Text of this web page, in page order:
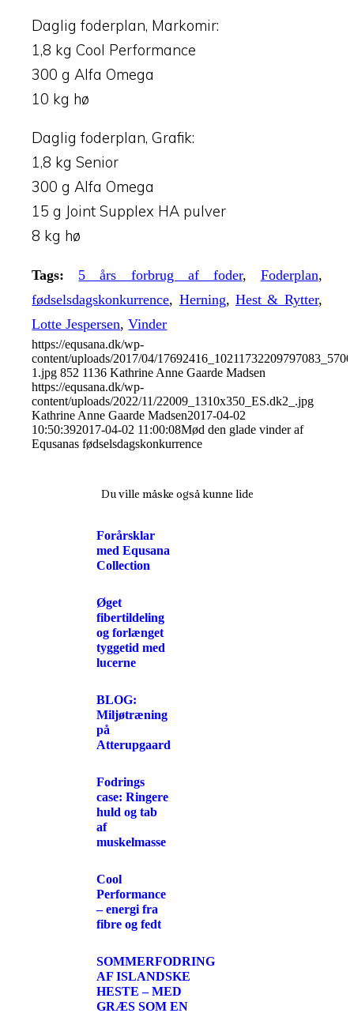
Daglig foderplan, Markomir:
1,8 kg Cool Performance
300 g Alfa Omega
10 kg hø
Daglig foderplan, Grafik:
1,8 kg Senior
300 g Alfa Omega
15 g Joint Supplex HA pulver
8 kg hø
Tags: 5 års forbrug af foder, Foderplan,
fødselsdagskonkurrence, Herning, Hest & Rytter,
Lotte Jespersen,Vinder
https://equsana.dk/wp-
content/uploads/2017/04/
1.jpg 852 1136 Kathrine Anne Gaarde Madsen
https://equsana.dk/wp-
content/uploads/2022/11/22009_1310x350_ES.dk2_.jpg
Kathrine Anne Gaarde Madsen2017-04-02
10:50:392017-04-02 11:00:08Mød den glade vinder af
Equsanas fødselsdagskonkurrence
Du ville måske også kunne lide
Forårsklar
med Equsana
Collection
Øget
fibertildeling
og forlænget
tyggetid med
lucerne
BLOG:
Miljøtræning
på
Atterupgaard
Fodrings
case: Ringere
huld og tab
af
muskelmasse
Cool
Performance
– energi fra
fibre og fedt
SOMMERFODRING
AF ISLANDSKE
HESTE – MED
GRÆS SOM EN